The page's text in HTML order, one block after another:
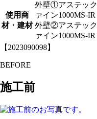
使用商
材・建材
外壁①アステッ
ァイン1000MS-
外壁②アステッ
ァイン1000MS-
【2023090098】
BEFORE
施工前